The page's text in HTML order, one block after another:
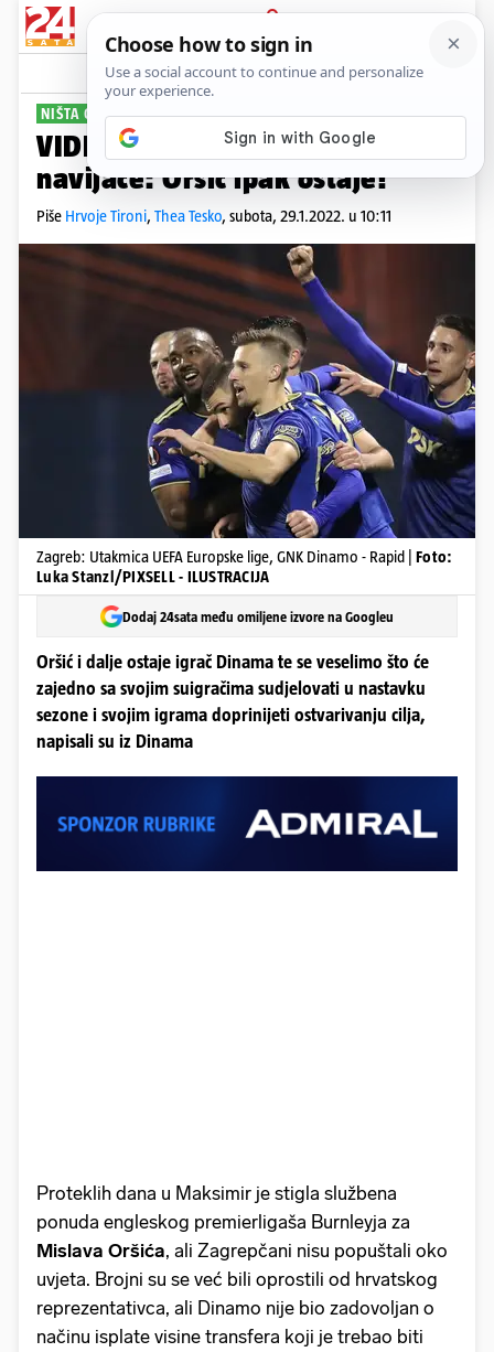
PRIJAVA
Sport Komentari
NIŠTA OD TRANSFERA
VIDEO Dinamo zaintrigirao
navijače: Oršić ipak ostaje!
Piše Hrvoje Tironi, Thea Tesko, subota, 29.1.2022. u 10:11
Zagreb: Utakmica UEFA Europske lige, GNK Dinamo - Rapid | Foto:
Luka Stanzl/PIXSELL - ILUSTRACIJA
Dodaj 24sata među omiljene izvore na Googleu
Oršić i dalje ostaje igrač Dinama te se veselimo što će
zajedno sa svojim suigračima sudjelovati u nastavku
sezone i svojim igrama doprinijeti ostvarivanju cilja,
napisali su iz Dinama
Proteklih dana u Maksimir je stigla službena
ponuda engleskog premierligaša Burnleyja za
Mislava Oršića, ali Zagrepčani nisu popuštali oko
uvjeta. Brojni su se već bili oprostili od hrvatskog
reprezentativca, ali Dinamo nije bio zadovoljan o
načinu isplate visine transfera koji je trebao biti